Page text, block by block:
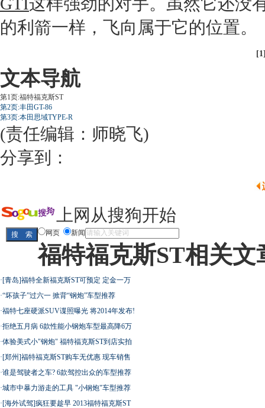
的利箭一样，飞向属于它的位置。
文本导航
第1页:福特福克斯ST
第2页:丰田GT-86
第3页:本田思域TYPE-R
(责任编辑：师晓飞)
分享到：
上网从搜狗开始
网页 新闻
福特福克斯ST相关文
·[青岛]福特全新福克斯ST可预定 定金一万
·“坏孩子”过六一 掀背“钢炮”车型推荐
·福特七座硬派SUV谍照曝光 将2014年发布!
·拒绝五月病 6款性能小钢炮车型最高降6万
·体验美式小"钢炮" 福特福克斯ST到店实拍
·[郑州]福特福克斯ST购车无优惠 现车销售
·谁是驾驶者之车? 6款驾控出众的车型推荐
·城市中暴力游走的工具 "小钢炮"车型推荐
·[海外试驾]疯狂要趁早 2013福特福克斯ST